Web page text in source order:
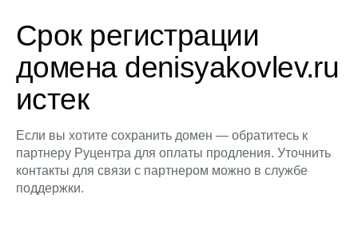
Срок регистрации
домена denisyakovlev.ru
истек
Если вы хотите сохранить домен — обратитесь к
партнеру Руцентра для оплаты продления. Уточнить
контакты для связи с партнером можно в службе
поддержки.